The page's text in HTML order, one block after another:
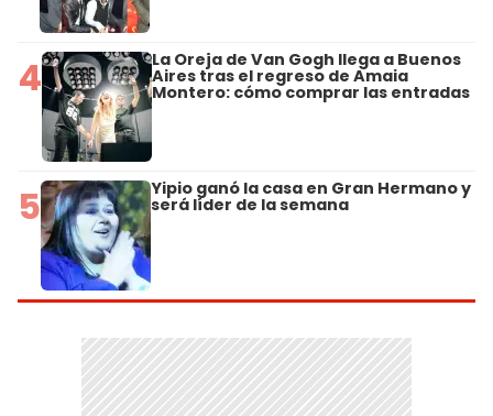
4 La Oreja de Van Gogh llega a Buenos
Aires tras el regreso de Amaia
Montero: cómo comprar las entradas
5 Yipio ganó la casa en Gran Hermano y
será líder de la semana